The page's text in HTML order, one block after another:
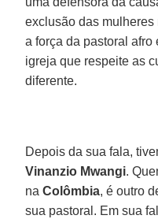
exclusão das
a força da pastoral afro
igreja que respeite as
diferente.
Depois da sua fala,
Vinanzio Mwangi.
naColômbia, é outro
sua pastoral. Em sua